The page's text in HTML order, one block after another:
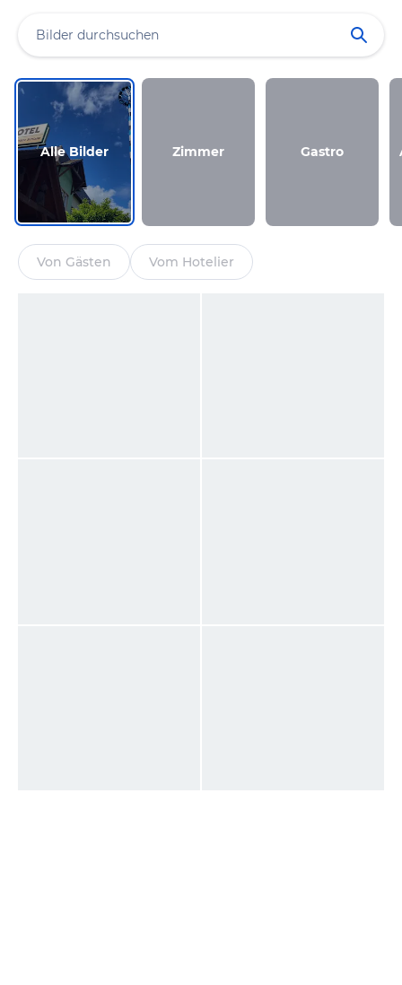
Alle Bilder Zimmer Gastro
Von Gästen Vom Hotelier